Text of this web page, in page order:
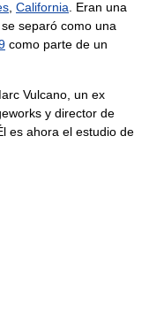
California . Eran una
separó como una
como parte de un
Vulcano, un ex
y director de
es ahora el estudio de